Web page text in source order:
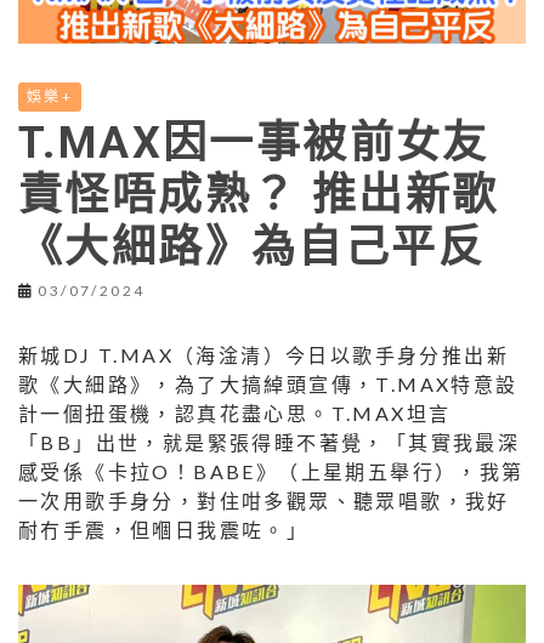
娛樂+
T.MAX因一事被前女友
責怪唔成熟？ 推出新歌
《大細路》為自己平反
03/07/2024
新城DJ T.MAX（海淦清）今日以歌手身分推出新
歌《大細路》，為了大搞綽頭宣傳，T.MAX特意設
計一個扭蛋機，認真花盡心思。T.MAX坦言
「BB」出世，就是緊張得睡不著覺，「其實我最深
感受係《卡拉O！BABE》（上星期五舉行），我第
一次用歌手身分，對住咁多觀眾、聽眾唱歌，我好
耐冇手震，但嗰日我震咗。」